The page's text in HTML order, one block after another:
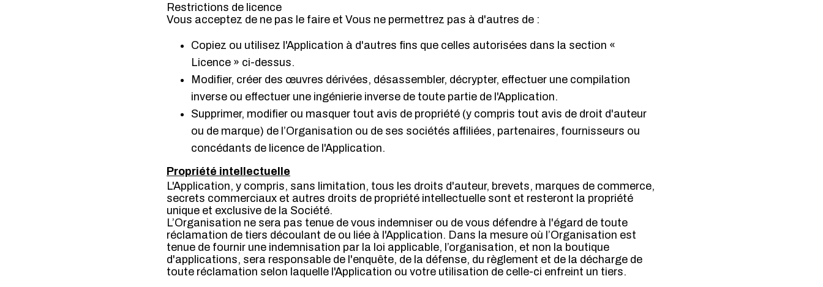
Restrictions de licence
Vous acceptez de ne pas le faire et Vous ne permettrez pas à d'autres de :
Copiez ou utilisez l'Application à d'autres fins que celles autorisées dans la section «
Licence » ci-dessus.
Modifier, créer des œuvres dérivées, désassembler, décrypter, effectuer une compilation
inverse ou effectuer une ingénierie inverse de toute partie de l'Application.
Supprimer, modifier ou masquer tout avis de propriété (y compris tout avis de droit d'auteur
ou de marque) de l’Organisation ou de ses sociétés affiliées, partenaires, fournisseurs ou
concédants de licence de l'Application.
Propriété intellectuelle
L'Application, y compris, sans limitation, tous les droits d'auteur, brevets, marques de commerce,
secrets commerciaux et autres droits de propriété intellectuelle sont et resteront la propriété
unique et exclusive de la Société.
L’Organisation ne sera pas tenue de vous indemniser ou de vous défendre à l'égard de toute
réclamation de tiers découlant de ou liée à l'Application. Dans la mesure où l’Organisation est
tenue de fournir une indemnisation par la loi applicable, l’organisation, et non la boutique
d'applications, sera responsable de l'enquête, de la défense, du règlement et de la décharge de
toute réclamation selon laquelle l'Application ou votre utilisation de celle-ci enfreint un tiers.